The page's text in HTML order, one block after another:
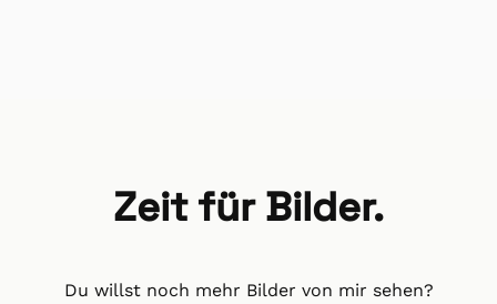
Zeit für Bilder.
Du willst noch mehr Bilder von mir sehen?